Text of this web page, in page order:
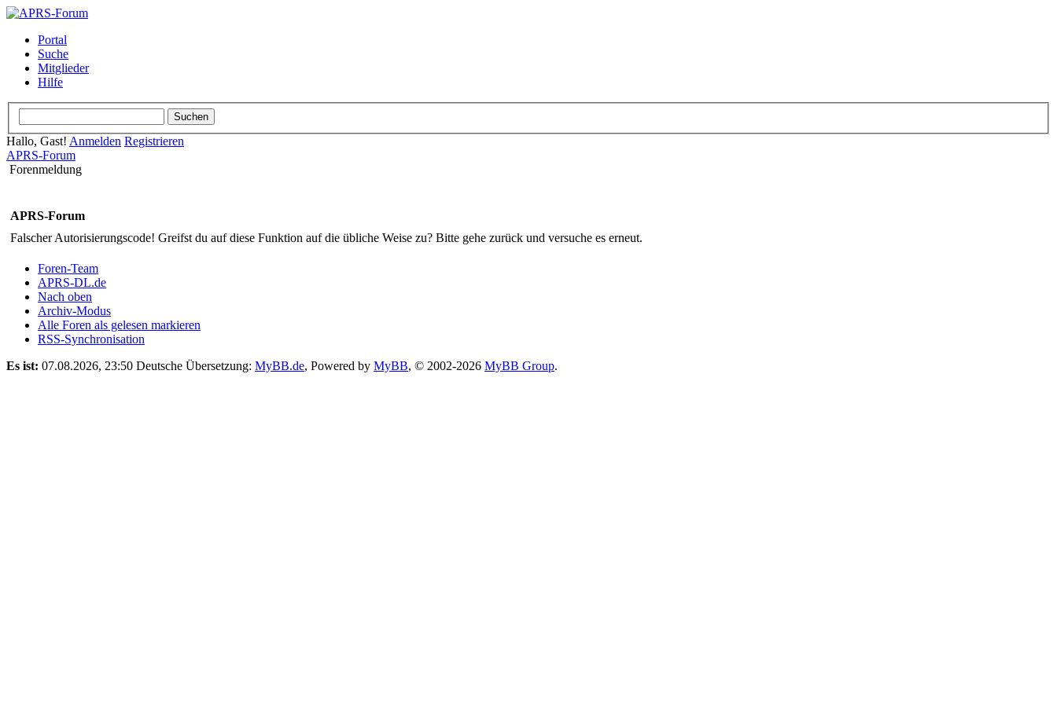
Portal
Suche
Mitglieder
Hilfe
Hallo, Gast! Anmelden Registrieren
APRS-Forum
Forenmeldung
APRS-Forum
Falscher Autorisierungscode! Greifst du auf diese Funktion auf die übliche Weise zu? Bitte gehe zurück und versuche es erneut.
Foren-Team
APRS-DL.de
Nach oben
Archiv-Modus
Alle Foren als gelesen markieren
RSS-Synchronisation
Es ist: 07.08.2026, 23:50 Deutsche Übersetzung: MyBB.de, Powered by MyBB, © 2002-2026 MyBB Group.